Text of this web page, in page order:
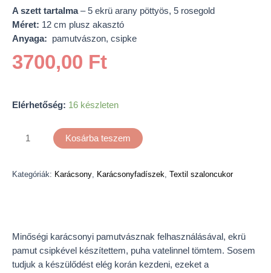
A szett tartalma– 5 ekrü arany pöttyös, 5 rosegold
Méret: 12 cm plusz akasztó
Anyaga:
pamutvászon, csipke
3700,00 Ft
Elérhetőség: 16 készleten
Kosárba teszem
Kategóriák: Karácsony, Karácsonyfadíszek, Textil szaloncukor
Minőségi karácsonyi pamutvásznak felhasználásával, ekrü
pamut csipkével készítettem, puha vatelinnel tömtem. Sosem
tudjuk a készülődést elég korán kezdeni, ezeket a